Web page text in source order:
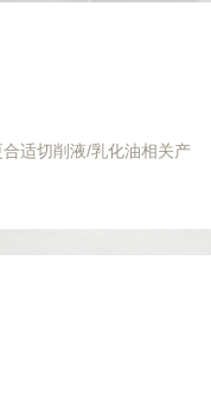
适切削液/乳化油相关产